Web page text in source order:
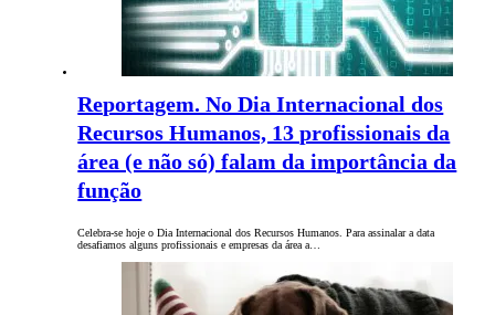
Reportagem. No Dia Internacional dos
Recursos Humanos, 13 profissionais da
área (e não só) falam da importância da
função
Celebra-se hoje o Dia Internacional dos Recursos Humanos. Para assinalar a data
desafiamos alguns profissionais e empresas da área a…